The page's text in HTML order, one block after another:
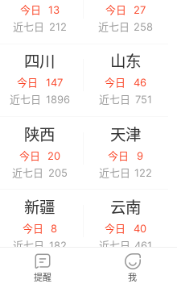
提醒 我
今日
13
近七日 212
今日
27
近七日 258
四川
今日
147
近七日 1896
山东
今日
46
近七日 751
陕西
今日
20
近七日 205
天津
今日
9
近七日 122
新疆
今日
8
近七日 182
云南
今日
40
近七日 461
台湾